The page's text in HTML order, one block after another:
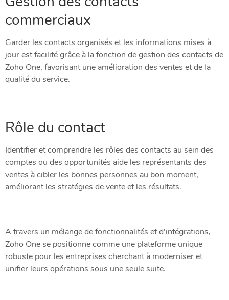
commerciaux
Garder les contacts organisés et les informations mises à
jour est facilité grâce à la fonction de gestion des contacts de
Zoho One, favorisant une amélioration des ventes et de la
qualité du service.
Rôle du contact
Identifier et comprendre les rôles des contacts au sein des
comptes ou des opportunités aide les représentants des
ventes à cibler les bonnes personnes au bon moment,
améliorant les stratégies de vente et les résultats.
A travers un mélange de fonctionnalités et d’intégrations,
Zoho One se positionne comme une plateforme unique
robuste pour les entreprises cherchant à moderniser et
unifier leurs opérations sous une seule suite.